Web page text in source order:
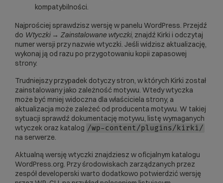
kompatybilności.
Najprościej sprawdzisz wersję w panelu WordPress. Przejdź
do Wtyczki → Zainstalowane wtyczki, znajdź Kirki i odczytaj
numer wersji przy nazwie wtyczki. Jeśli widzisz aktualizację,
wykonaj ją od razu po przygotowaniu kopii zapasowej
strony.
Trudniejszy przypadek dotyczy stron, w których Kirki został
zainstalowany jako zależność motywu. Wtedy wtyczka
może być mniej widoczna dla właściciela strony, a
aktualizacja może zależeć od producenta motywu. W takiej
sytuacji sprawdź dokumentację motywu, listę wymaganych
wtyczek oraz katalog /wp-content/plugins/kirki/
na serwerze.
Aktualną wersję wtyczki znajdziesz w oficjalnym katalogu
WordPress.org. Przy środowiskach zarządzanych przez
zespół developerski warto dodatkowo potwierdzić wersję